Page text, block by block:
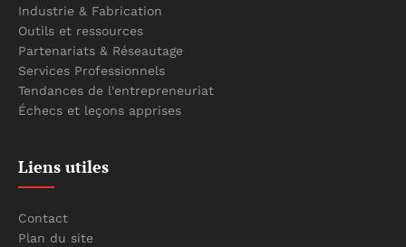
Industrie & Fabrication
Outils et ressources
Partenariats & Réseautage
Services Professionnels
Tendances de l'entrepreneuriat
Échecs et leçons apprises
Liens utiles
Contact
Plan du site